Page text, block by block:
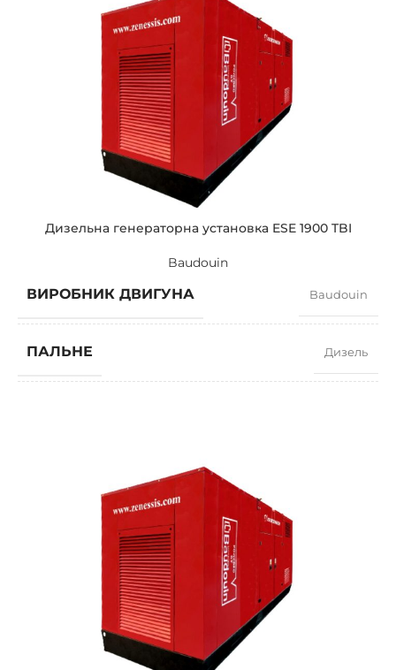
Дизельна генераторна установка ESE 1900 TBI
Baudouin
ВИРОБНИК ДВИГУНА Baudouin
ПАЛЬНЕ Дизель
СИЛА СТРУМУ
СТАНДАРТНА НАПРУГА
ПОТУЖНІСТЬ (КВА)